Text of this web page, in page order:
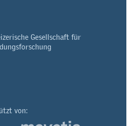
Gesellschaft für
von: